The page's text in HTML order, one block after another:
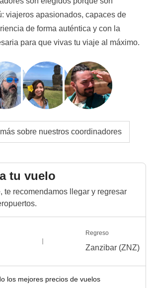
Masai
privadas
detalles
viajeros apasionados, capaces de
de forma auténtica y con la
para que vivas tu viaje al máximo.
sobre nuestros coordinadores
tu vuelo
te recomendamos llegar y regresar
Regreso
Zanzibar (ZNZ)
los mejores precios de vuelos